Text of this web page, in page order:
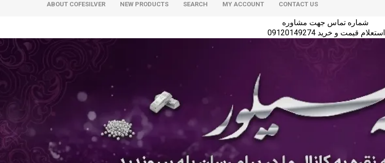
ABOUT COFESILVER NEW PRODUCTS SEARCH MY ACCOUNT CONTACT US
استعلام قیمت و خرید 09120149274